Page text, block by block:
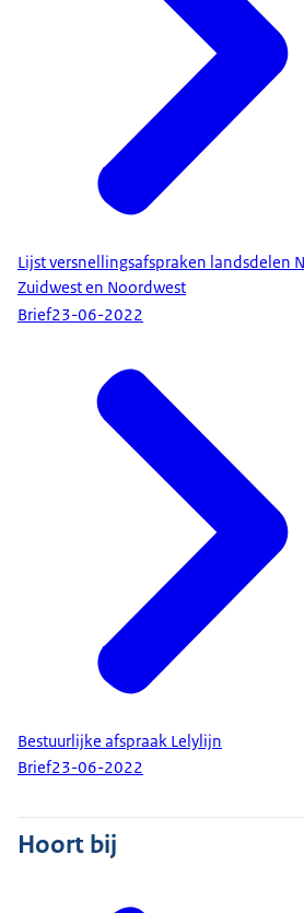
Lijst versnellingsafspraken landsdelen
Zuidwest en Noordwest
Brief23-06-2022
Bestuurlijke afspraak Lelylijn
Brief23-06-2022
Hoort bij